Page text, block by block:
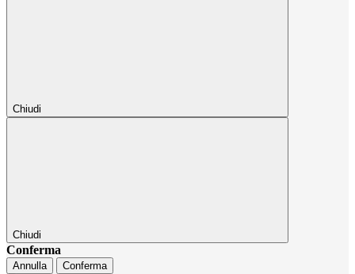
Chiudi
Chiudi
Conferma
Annulla Conferma